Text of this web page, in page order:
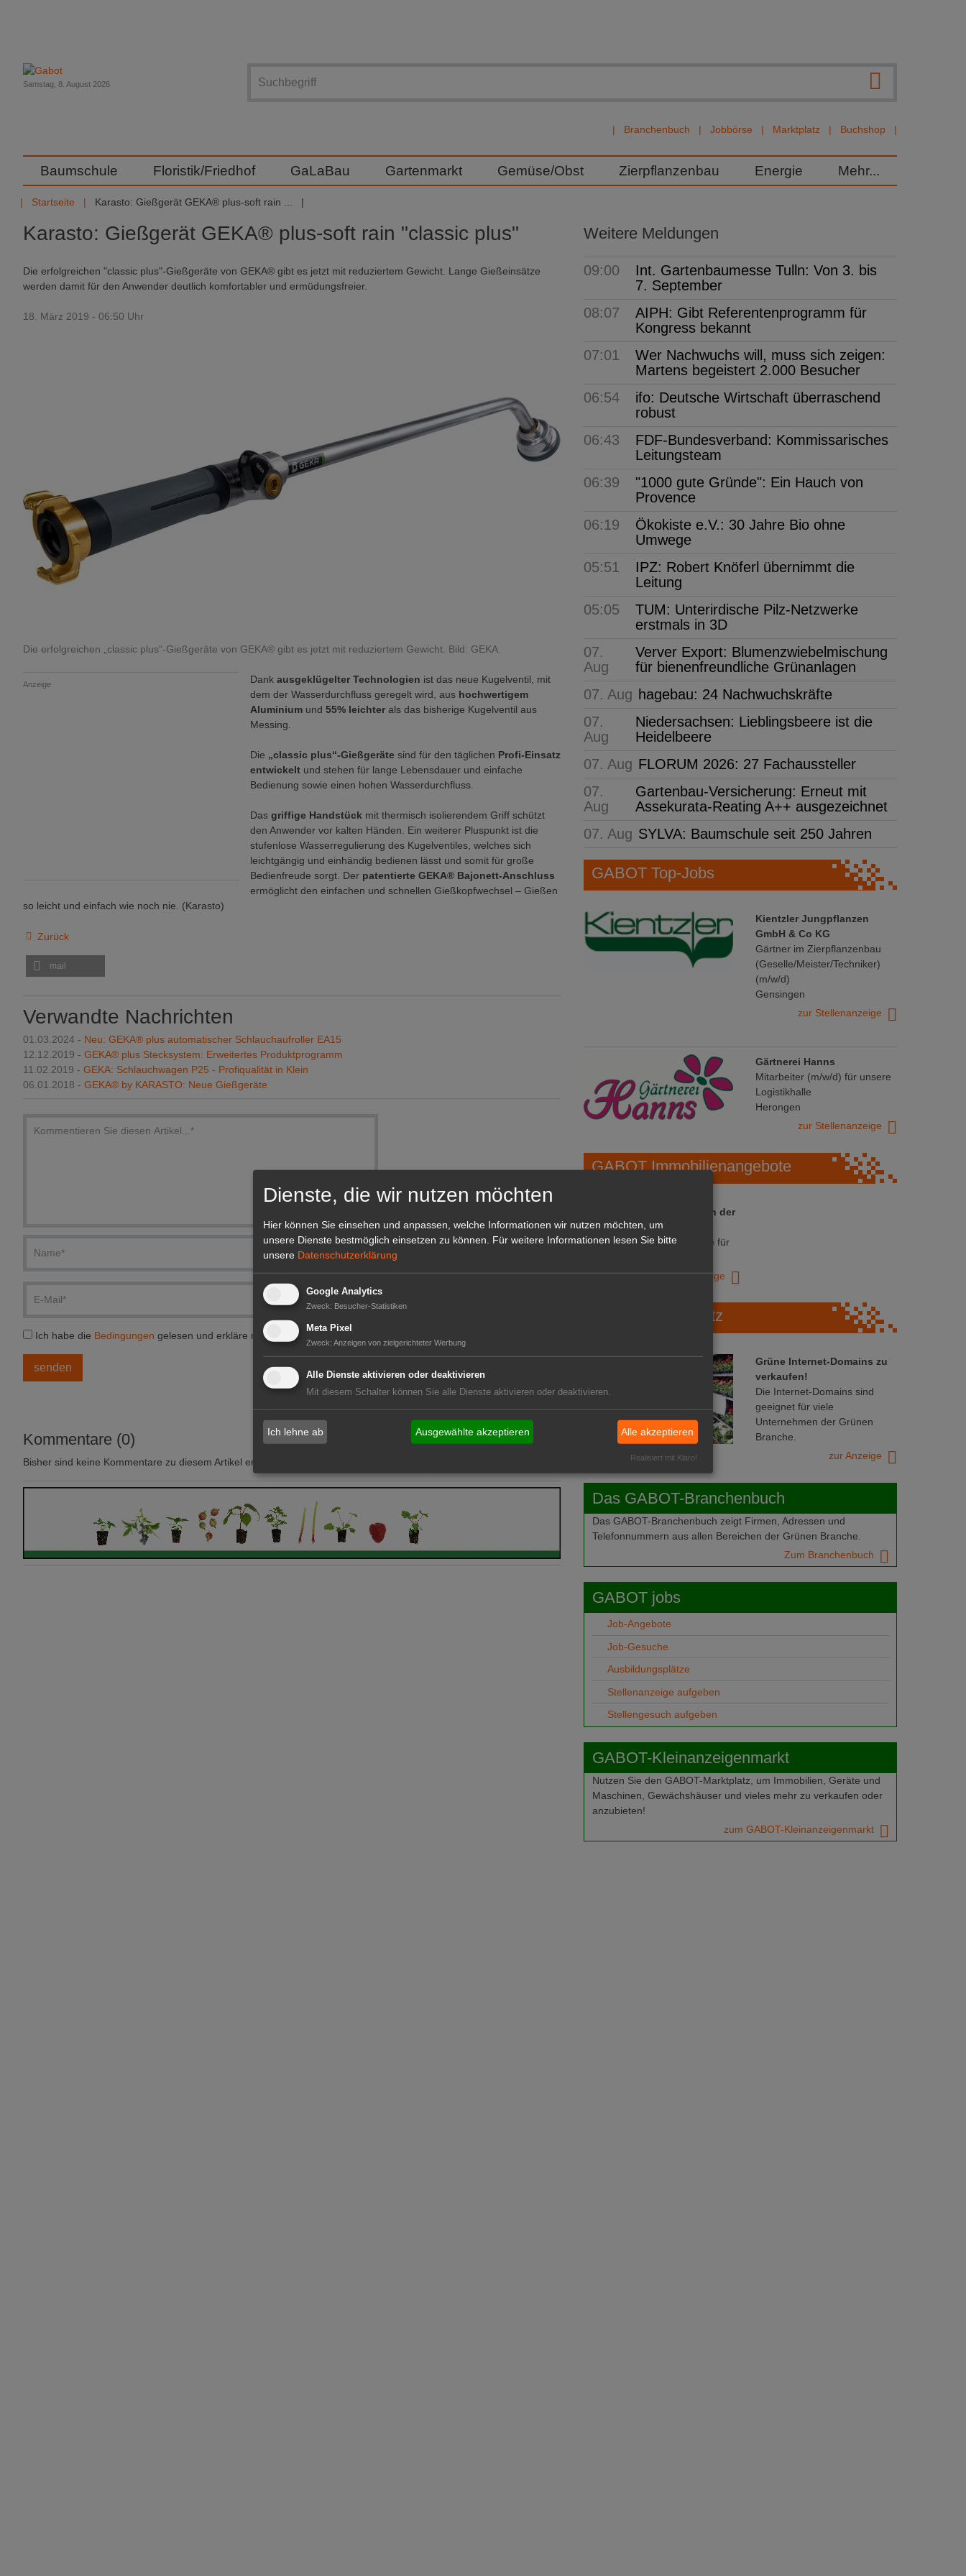
Branchenbuch Jobbörse Marktplatz Buchshop
Samstag, 8. August 2026
Baumschule Floristik/Friedhof GaLaBau Gartenmarkt Gemüse/Obst Zierpflanzenbau Energie Mehr...
Startseite Karasto: Gießgerät GEKA® plus-soft rain ...
Karasto: Gießgerät GEKA® plus-soft rain "classic plus"
Die erfolgreichen "classic plus"-Gießgeräte von GEKA® gibt es jetzt mit reduziertem Gewicht. Lange Gießeinsätze
werden damit für den Anwender deutlich komfortabler und ermüdungsfreier.
18. März 2019 - 06:50 Uhr
Die erfolgreichen „classic plus“-Gießgeräte von GEKA® gibt es jetzt mit reduziertem Gewicht. Bild: GEKA.
Anzeige Dank ausgeklügelter Technologien ist das neue Kugelventil, mit
dem der Wasserdurchfluss geregelt wird, aus hochwertigem
Aluminium und 55% leichter als das bisherige Kugelventil aus
Messing.
Die „classic plus“-Gießgeräte sind für den täglichen Profi-Einsatz
entwickelt und stehen für lange Lebensdauer und einfache
Bedienung sowie einen hohen Wasserdurchfluss.
Das griffige Handstück mit thermisch isolierendem Griff schützt
den Anwender vor kalten Händen. Ein weiterer Pluspunkt ist die
stufenlose Wasserregulierung des Kugelventiles, welches sich
leichtgängig und einhändig bedienen lässt und somit für große
Bedienfreude sorgt. Der patentierte GEKA® Bajonett-Anschluss
ermöglicht den einfachen und schnellen Gießkopfwechsel – Gießen
so leicht und einfach wie noch nie. (Karasto)
Zurück
mail
Verwandte Nachrichten
01.03.2024 - Neu: GEKA® plus automatischer Schlauchaufroller EA15
12.12.2019 - GEKA® plus Stecksystem: Erweitertes Produktprogramm
11.02.2019 - GEKA: Schlauchwagen P25 - Profiqualität in Klein
06.01.2018 - GEKA® by KARASTO: Neue Gießgeräte
Ich habe die Bedingungen gelesen und erkläre mich einverstanden.
Kommentare (0)
Bisher sind keine Kommentare zu diesem Artikel erstellt worden.
Weitere Meldungen
09:00
Int. Gartenbaumesse Tulln: Von 3. bis
7. September
08:07
AIPH: Gibt Referentenprogramm für
Kongress bekannt
07:01
Wer Nachwuchs will, muss sich zeigen:
Martens begeistert 2.000 Besucher
06:54
ifo: Deutsche Wirtschaft überraschend
robust
06:43
FDF-Bundesverband: Kommissarisches
Leitungsteam
06:39
"1000 gute Gründe": Ein Hauch von
Provence
06:19
Ökokiste e.V.: 30 Jahre Bio ohne
Umwege
05:51
IPZ: Robert Knöferl übernimmt die
Leitung
05:05
TUM: Unterirdische Pilz-Netzwerke
erstmals in 3D
07.
Aug
Verver Export: Blumenzwiebelmischung
für bienenfreundliche Grünanlagen
07. Aug hagebau: 24 Nachwuchskräfte
07.
Aug
Niedersachsen: Lieblingsbeere ist die
Heidelbeere
07. Aug FLORUM 2026: 27 Fachaussteller
07.
Aug
Gartenbau-Versicherung: Erneut mit
Assekurata-Reating A++ ausgezeichnet
07. Aug SYLVA: Baumschule seit 250 Jahren
GABOT Top-Jobs
Kientzler Jungpflanzen
GmbH & Co KG
Gärtner im Zierpflanzenbau
(Geselle/Meister/Techniker)
(m/w/d)
Gensingen
zur Stellenanzeige
Gärtnerei Hanns
Mitarbeiter (m/w/d) für unsere
Logistikhalle
Herongen
zur Stellenanzeige
GABOT Immobilienangebote
1A-Lage, ihre Chance in der
grünen Branche
Repräsentative Immobilie für
zur Anzeige
GABOT Marktplatz
Grüne Internet-Domains zu
verkaufen!
Die Internet-Domains sind
geeignet für viele
Unternehmen der Grünen
Branche.
zur Anzeige
Das GABOT-Branchenbuch
Das GABOT-Branchenbuch zeigt Firmen, Adressen und
Telefonnummern aus allen Bereichen der Grünen Branche.
Zum Branchenbuch
GABOT jobs
Job-Angebote
Job-Gesuche
Ausbildungsplätze
Stellenanzeige aufgeben
Stellengesuch aufgeben
GABOT-Kleinanzeigenmarkt
Nutzen Sie den GABOT-Marktplatz, um Immobilien, Geräte und
Maschinen, Gewächshäuser und vieles mehr zu verkaufen oder
anzubieten!
zum GABOT-Kleinanzeigenmarkt
Dienste, die wir nutzen möchten
Hier können Sie einsehen und anpassen, welche Informationen wir nutzen möchten, um
unsere Dienste bestmöglich einsetzen zu können.
Für weitere Informationen lesen Sie bitte
unsere Datenschutzerklärung
Google Analytics
Zweck: Besucher-Statistiken
Meta Pixel
Zweck: Anzeigen von zielgerichteter Werbung
Alle Dienste aktivieren oder deaktivieren
Mit diesem Schalter können Sie alle Dienste aktivieren oder deaktivieren.
Ich lehne ab Ausgewählte akzeptieren Alle akzeptieren
Realisiert mit Klaro!